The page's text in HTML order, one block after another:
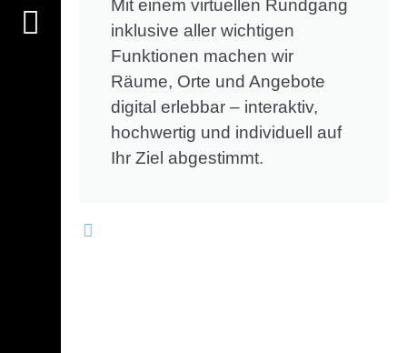
Mit einem virtuellen Rundgang
inklusive aller wichtigen
Funktionen machen wir
Räume, Orte und Angebote
digital erlebbar – interaktiv,
hochwertig und individuell auf
Ihr Ziel abgestimmt.